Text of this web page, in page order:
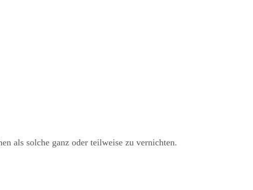
als solche ganz oder teilweise zu vernichten.